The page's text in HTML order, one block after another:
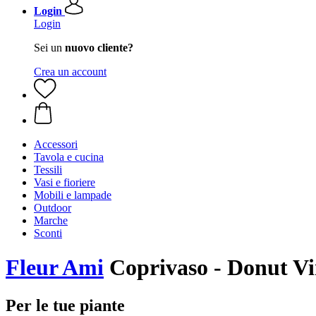
Login
Login
Sei un nuovo cliente?
Crea un account
Accessori
Tavola e cucina
Tessili
Vasi e fioriere
Mobili e lampade
Outdoor
Marche
Sconti
Fleur Ami Coprivaso - Donut
Per le tue piante